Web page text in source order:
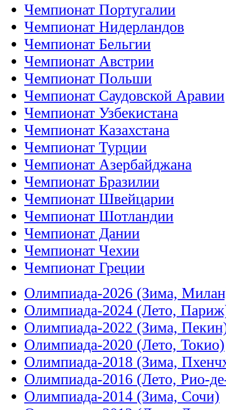
Чемпионат Португалии
Чемпионат Нидерландов
Чемпионат Бельгии
Чемпионат Австрии
Чемпионат Польши
Чемпионат Саудовской Аравии
Чемпионат Узбекистана
Чемпионат Казахстана
Чемпионат Турции
Чемпионат Азербайджана
Чемпионат Бразилии
Чемпионат Швейцарии
Чемпионат Шотландии
Чемпионат Дании
Чемпионат Чехии
Чемпионат Греции
Олимпиада-2026 (Зима,
Олимпиада-2024 (Лето,
Олимпиада-2022 (Зима,
Олимпиада-2020 (Лето, Токио)
Олимпиада-2018 (Зима,
Олимпиада-2016 (Лето, Рио-
Олимпиада-2014 (Зима, Сочи)